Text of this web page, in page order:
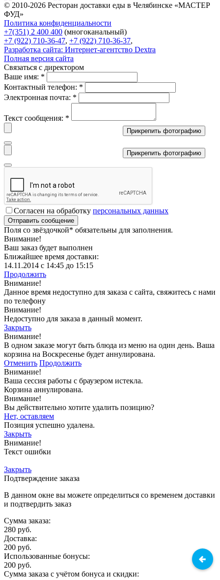
© 2010-2026 Ресторан доставки еды в Челябинске «МАСТЕР
ФУД»
Политика конфиденциальности
+7(351) 2 400 400 (многоканальный)
+7 (922) 710-36-47, +7 (922) 710-36-37,
Разработка сайта: Интернет-агентство Dextra
Полная версия сайта
Связаться с директором
Ваше имя: *
Контактный телефон: *
Электронная почта: *
Текст сообщения: *
Прикрепить фотографию
Прикрепить фотографию
Согласен на обработку персональных данных
Поля со звёздочкой* обязательны для заполнения.
Внимание!
Ваш заказ будет выполнен
Ближайшее время доставки:
14.11.2014 с 14:45 до 15:15
Продолжить
Внимание!
Данное время недоступно для заказа с сайта, свяжитесь с нами
по телефону
Внимание!
Недоступно для заказа в данный момент.
Закрыть
Внимание!
В одном заказе могут быть блюда из меню на один день. Ваша
корзина на Воскресенье будет аннулирована.
Отменить Продолжить
Внимание!
Ваша сессия работы с браузером истекла.
Корзина аннулирована.
Внимание!
Вы действительно хотите удалить позицию?
Нет, оставляем
Позиция успешно удалена.
Закрыть
Внимание!
Текст ошибки
Закрыть
Подтверждение заказа
В данном окне вы можете определиться со временем доставки
и подтвердить заказ
Сумма заказа:
280 руб.
Доставка:
200 руб.
Использованные бонусы:
200 руб.
Сумма заказа с учётом бонуса и скидки: